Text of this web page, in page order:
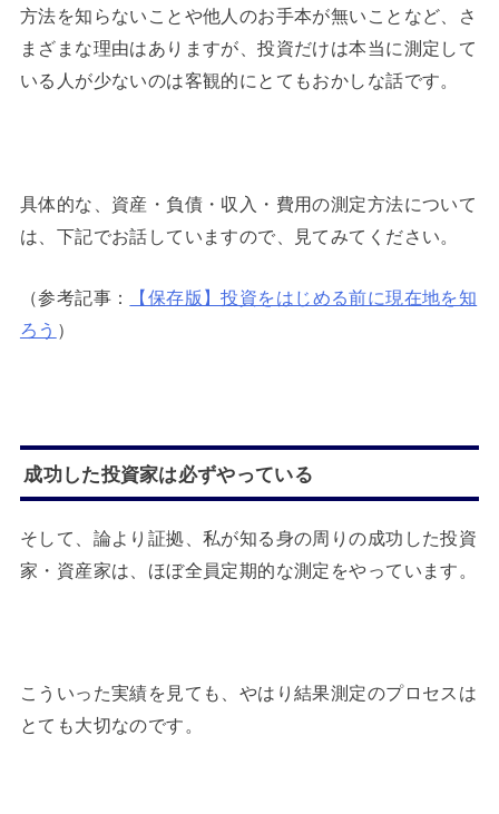
方法を知らないことや他人のお手本が無いことなど、さ
まざまな理由はありますが、投資だけは本当に測定して
いる人が少ないのは客観的にとてもおかしな話です。
具体的な、資産・負債・収入・費用の測定方法について
は、下記でお話していますので、見てみてください。
（参考記事：
【保存版】投資をはじめる前に現在地を知
ろう ）
成功した投資家は必ずやっている
そして、論より証拠、私が知る身の周りの成功した投資
家・資産家は、ほぼ全員定期的な測定をやっています。
こういった実績を見ても、やはり結果測定のプロセスは
とても大切なのです。